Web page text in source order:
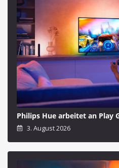
Philips Hue arbeitet an Play
3. August 2026